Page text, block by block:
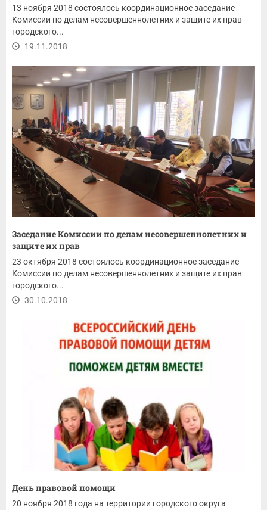
13 ноября 2018 состоялось координационное заседание
Комиссии по делам несовершеннолетних и защите их прав
городского...
19.11.2018
Заседание Комиссии по делам несовершеннолетних и
защите их прав
23 октября 2018 состоялось координационное заседание
Комиссии по делам несовершеннолетних и защите их прав
городского...
30.10.2018
День правовой помощи
20 ноября 2018 года на территории городского округа